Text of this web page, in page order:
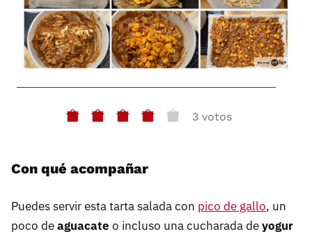
3 votos
Con qué acompañar
Puedes servir esta tarta salada con pico de gallo, un
poco deaguacate o incluso una cucharada deyogur